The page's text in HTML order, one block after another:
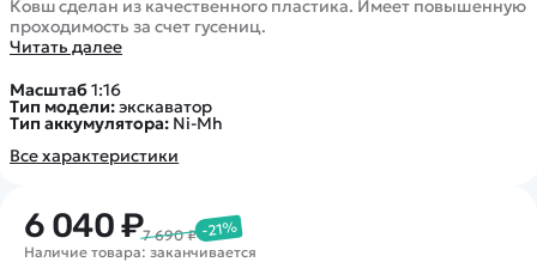
Ковш сделан из качественного пластика. Имеет повышенную
проходимость за счет гусениц.
Читать далее
Масштаб1:16
Тип модели:экскаватор
Тип аккумулятора: Ni-Mh
Все характеристики
6 040 ₽7 690 ₽ -21%
Наличие товара: заканчивается